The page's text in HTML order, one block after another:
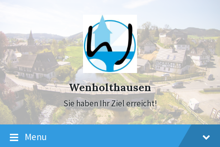
navigation
Wenholthausen
Sie haben Ihr Ziel erreicht!
Menu